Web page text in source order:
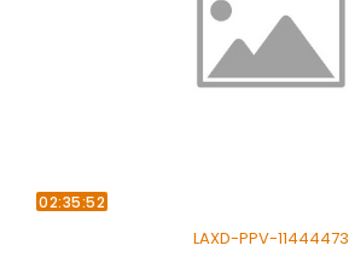
02:35:52
LAXD-PPV-11444473